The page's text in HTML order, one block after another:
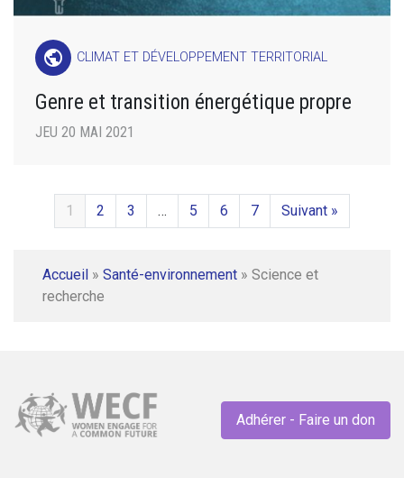
public CLIMAT ET DÉVELOPPEMENT TERRITORIAL
Genre et transition énergétique propre
JEU 20 MAI 2021
1 2 3 … 5 6 7 Suivant »
Accueil » Santé-environnement » Science et
recherche
Adhérer - Faire un don